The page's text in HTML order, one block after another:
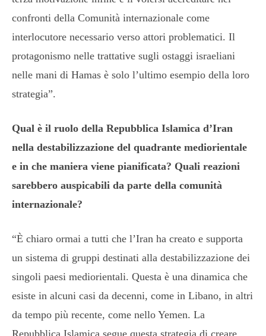
confronti della Comunità internazionale come
interlocutore necessario verso attori problematici. Il
protagonismo nelle trattative sugli ostaggi israeliani
nelle mani di Hamas è solo l’ultimo esempio della loro
strategia”.
Qual è il ruolo della Repubblica Islamica d’Iran
nella destabilizzazione del quadrante mediorientale
e in che maniera viene pianificata? Quali reazioni
sarebbero auspicabili da parte della comunità
internazionale?
“È chiaro ormai a tutti che l’Iran ha creato e supporta
un sistema di gruppi destinati alla destabilizzazione dei
singoli paesi mediorientali. Questa è una dinamica che
esiste in alcuni casi da decenni, come in Libano, in altri
da tempo più recente, come nello Yemen. La
Repubblica Islamica segue questa strategia di creare